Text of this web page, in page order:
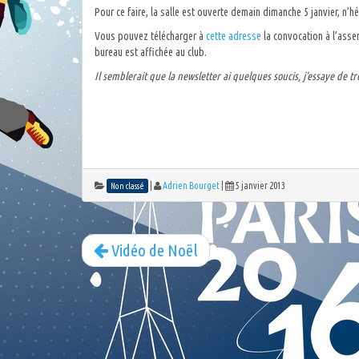
Pour ce faire, la salle est ouverte demain dimanche 5 janvier,
Vous pouvez télécharger à cette adresse la convocation à
bureau est affichée au club.
Il semblerait que la newsletter ai quelques soucis, j’essaye de
Non classé Adrien Bourget 5 janvier 2013
Vidéo de Noël